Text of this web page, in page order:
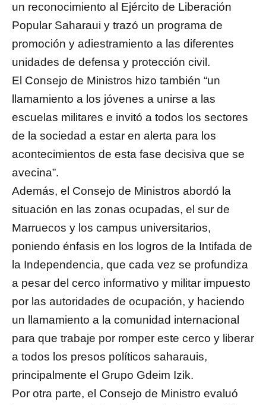
un reconocimiento al Ejército de Liberación
Popular Saharaui y trazó un programa de
promoción y adiestramiento a las diferentes
unidades de defensa y protección civil.
El Consejo de Ministros hizo también “un
llamamiento a los jóvenes a unirse a las
escuelas militares e invitó a todos los sectores
de la sociedad a estar en alerta para los
acontecimientos de esta fase decisiva que se
avecina”.
Además, el Consejo de Ministros abordó la
situación en las zonas ocupadas, el sur de
Marruecos y los campus universitarios,
poniendo énfasis en los logros de la Intifada de
la Independencia, que cada vez se profundiza
a pesar del cerco informativo y militar impuesto
por las autoridades de ocupación, y haciendo
un llamamiento a la comunidad internacional
para que trabaje por romper este cerco y liberar
a todos los presos políticos saharauis,
principalmente el Grupo Gdeim Izik.
Por otra parte, el Consejo de Ministro evaluó